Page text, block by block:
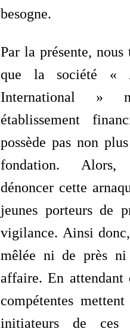
besogne.
Par la présente, nous
que la société «
International »
établissement
possède pas non
fondation. Alors,
dénoncer cette
jeunes porteurs de
vigilance. Ainsi
mêlée ni de près
affaire. En attendant
compétentes
initiateurs de ces